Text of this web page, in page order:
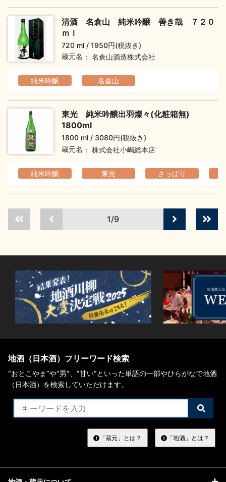
清酒 名倉山 純米吟醸 善き哉 ７２０
ｍｌ
720 ml
1950円(税抜き)
蔵元名
名倉山酒造株式会社
純米吟醸 名倉山
東光 純米吟醸出羽燦々(化粧箱無)
1800ml
1800 ml
3080円(税抜き)
蔵元名
株式会社小嶋総本店
純米吟醸 東光 さっぱり
1/9
地酒（日本酒）フリーワード検索
“おとこやま”や“男”、”甘い”といった単語の一部やひらがなで地酒
（日本酒）を検索していただけます。
検
索
す
る
「蔵元」とは？ 「地酒」とは？